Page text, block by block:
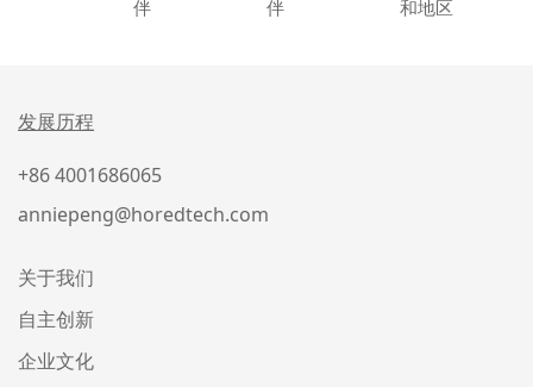
伴 伴 和地区
发展历程
+86 4001686065
anniepeng@horedtech.com
关于我们
自主创新
企业文化